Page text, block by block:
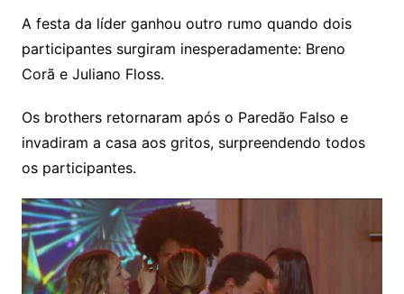
A festa da líder ganhou outro rumo quando dois
participantes surgiram inesperadamente: Breno
Corã e Juliano Floss.
Os brothers retornaram após o Paredão Falso e
invadiram a casa aos gritos, surpreendendo todos
os participantes.